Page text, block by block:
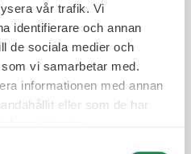
vår trafik. Vi
identifierare och annan
de sociala medier och
vi samarbetar med.
informationen med annan
eller som de har
ett robust och
som är
utomhus.
motståndskraftigt mot
vilket
och ett professionellt